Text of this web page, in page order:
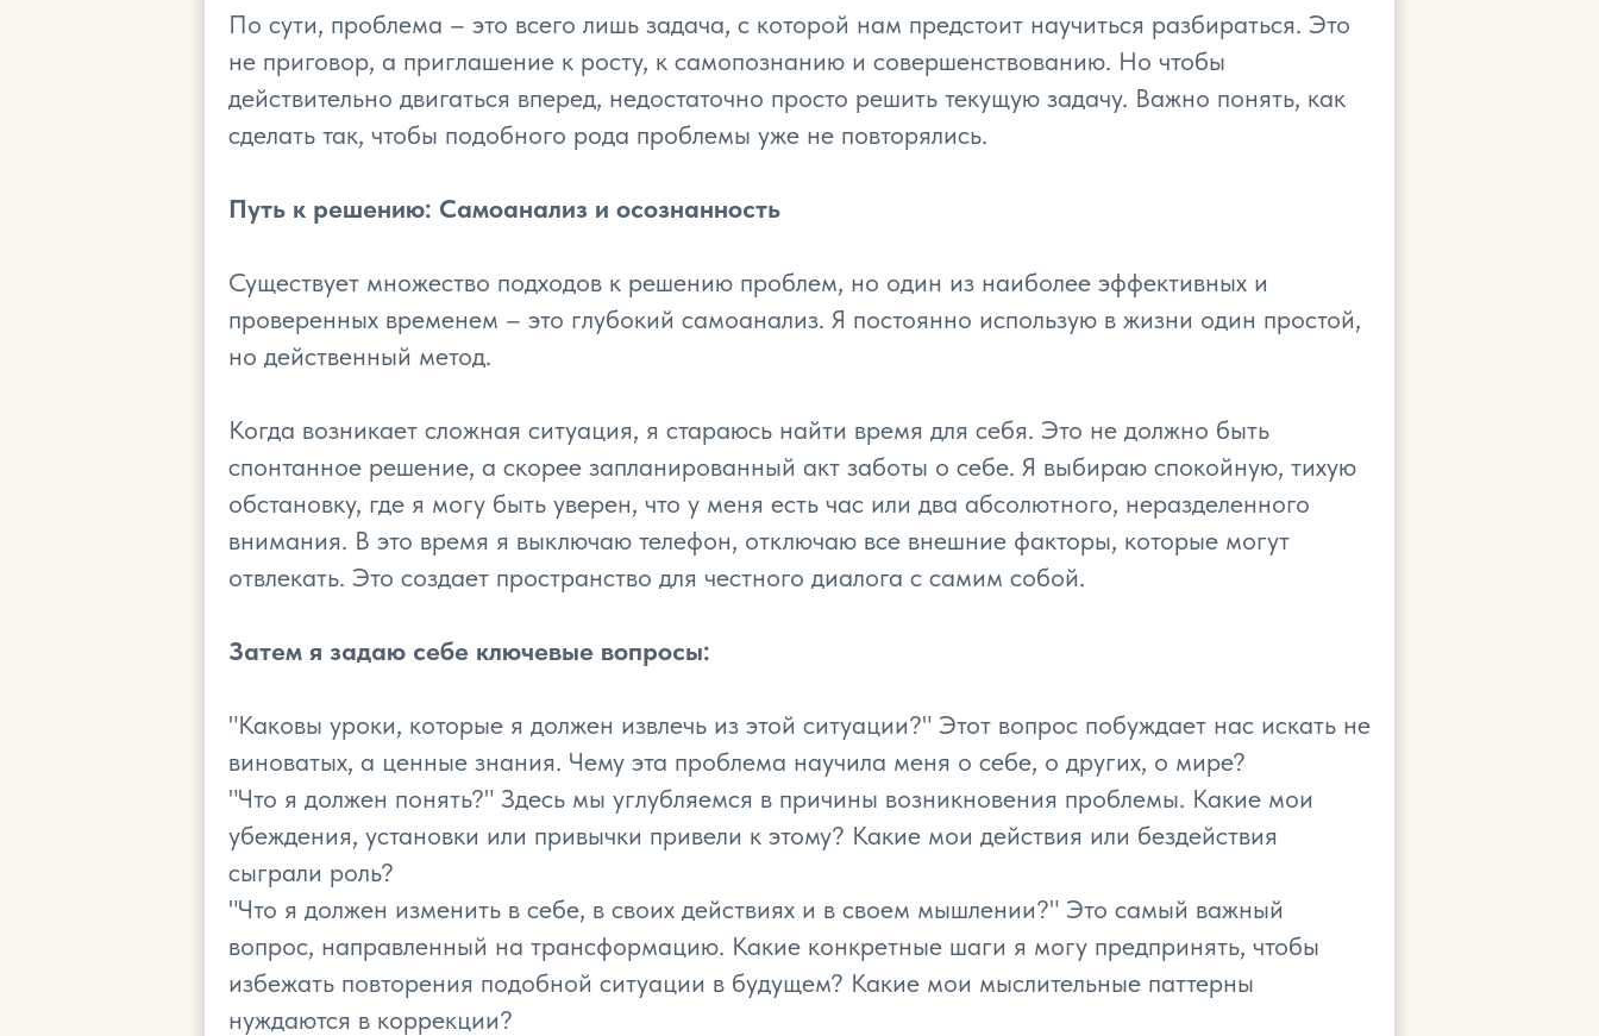
По сути, проблема – это всего лишь задача, с которой нам предстоит научиться разбираться. Это
не приговор, а приглашение к росту, к самопознанию и совершенствованию. Но чтобы
действительно двигаться вперед, недостаточно просто решить текущую задачу. Важно понять, как
сделать так, чтобы подобного рода проблемы уже не повторялись.
Путь к решению: Самоанализ и осознанность
Существует множество подходов к решению проблем, но один из наиболее эффективных и
проверенных временем – это глубокий самоанализ. Я постоянно использую в жизни один простой,
но действенный метод.
Когда возникает сложная ситуация, я стараюсь найти время для себя. Это не должно быть
спонтанное решение, а скорее запланированный акт заботы о себе. Я выбираю спокойную, тихую
обстановку, где я могу быть уверен, что у меня есть час или два абсолютного, неразделенного
внимания. В это время я выключаю телефон, отключаю все внешние факторы, которые могут
отвлекать. Это создает пространство для честного диалога с самим собой.
Затем я задаю себе ключевые вопросы:
"Каковы уроки, которые я должен извлечь из этой ситуации?" Этот вопрос побуждает нас искать не
виноватых, а ценные знания. Чему эта проблема научила меня о себе, о других, о мире?
"Что я должен понять?" Здесь мы углубляемся в причины возникновения проблемы. Какие мои
убеждения, установки или привычки привели к этому? Какие мои действия или бездействия
сыграли роль?
"Что я должен изменить в себе, в своих действиях и в своем мышлении?" Это самый важный
вопрос, направленный на трансформацию. Какие конкретные шаги я могу предпринять, чтобы
избежать повторения подобной ситуации в будущем? Какие мои мыслительные паттерны
нуждаются в коррекции?